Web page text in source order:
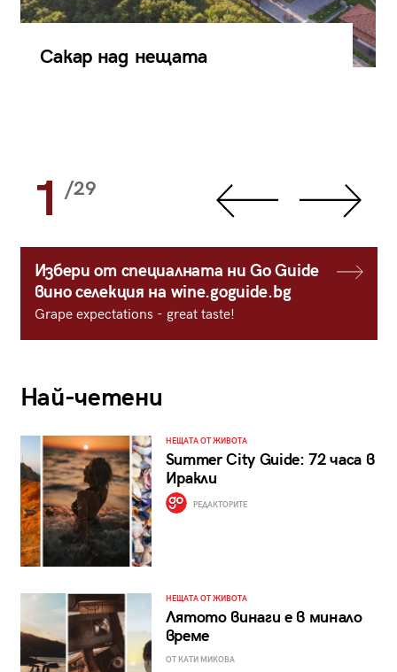
Сакар над нещата
1 /29
Избери от специалната ни Go Guide
вино селекция на wine.goguide.bg
Grape expectations - great taste!
Най-четени
НЕЩАТА ОТ ЖИВОТА
Summer City Guide: 72 часа в
Иракли
РЕДАКТОРИТЕ
НЕЩАТА ОТ ЖИВОТА
Лятото винаги е в минало
време
ОТ КАТИ МИКОВА